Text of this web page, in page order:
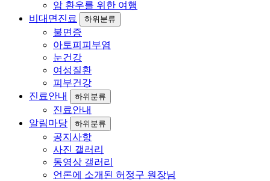
암 환우를 위한 여행
비대면진료
하위분류
불면증
아토피피부염
눈건강
여성질환
피부건강
진료안내
하위분류
진료안내
알림마당
하위분류
공지사항
사진 갤러리
동영상 갤러리
언론에 소개된 허정구 원장님